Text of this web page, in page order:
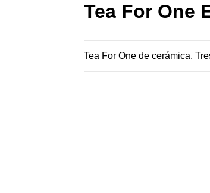
Tea For One
Tea For One de cerámica.